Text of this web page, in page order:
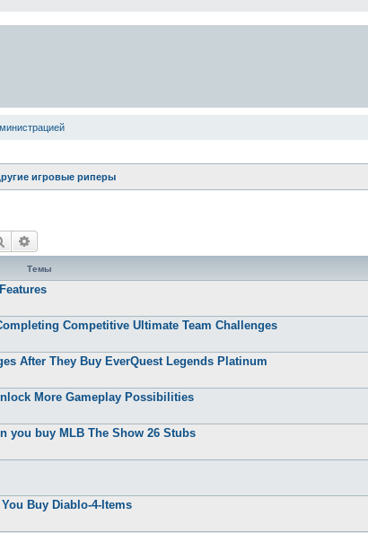
игровые риперы
Поиск
Темы
Competitive Ultimate Team Challenges
After They Buy EverQuest Legends Platinum
More Gameplay Possibilities
you buy MLB The Show 26 Stubs
Buy Diablo-4-Items